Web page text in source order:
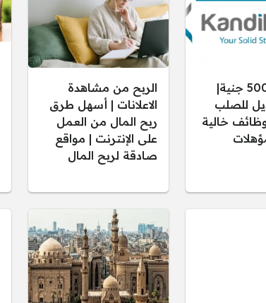
برواتب 5000 جنية|
للصلب
خالية
الربح من مشاهدة
الاعلانات | أسهل طرق
ربح المال من العمل
على الإنترنت | مواقع
صادقة لربح المال